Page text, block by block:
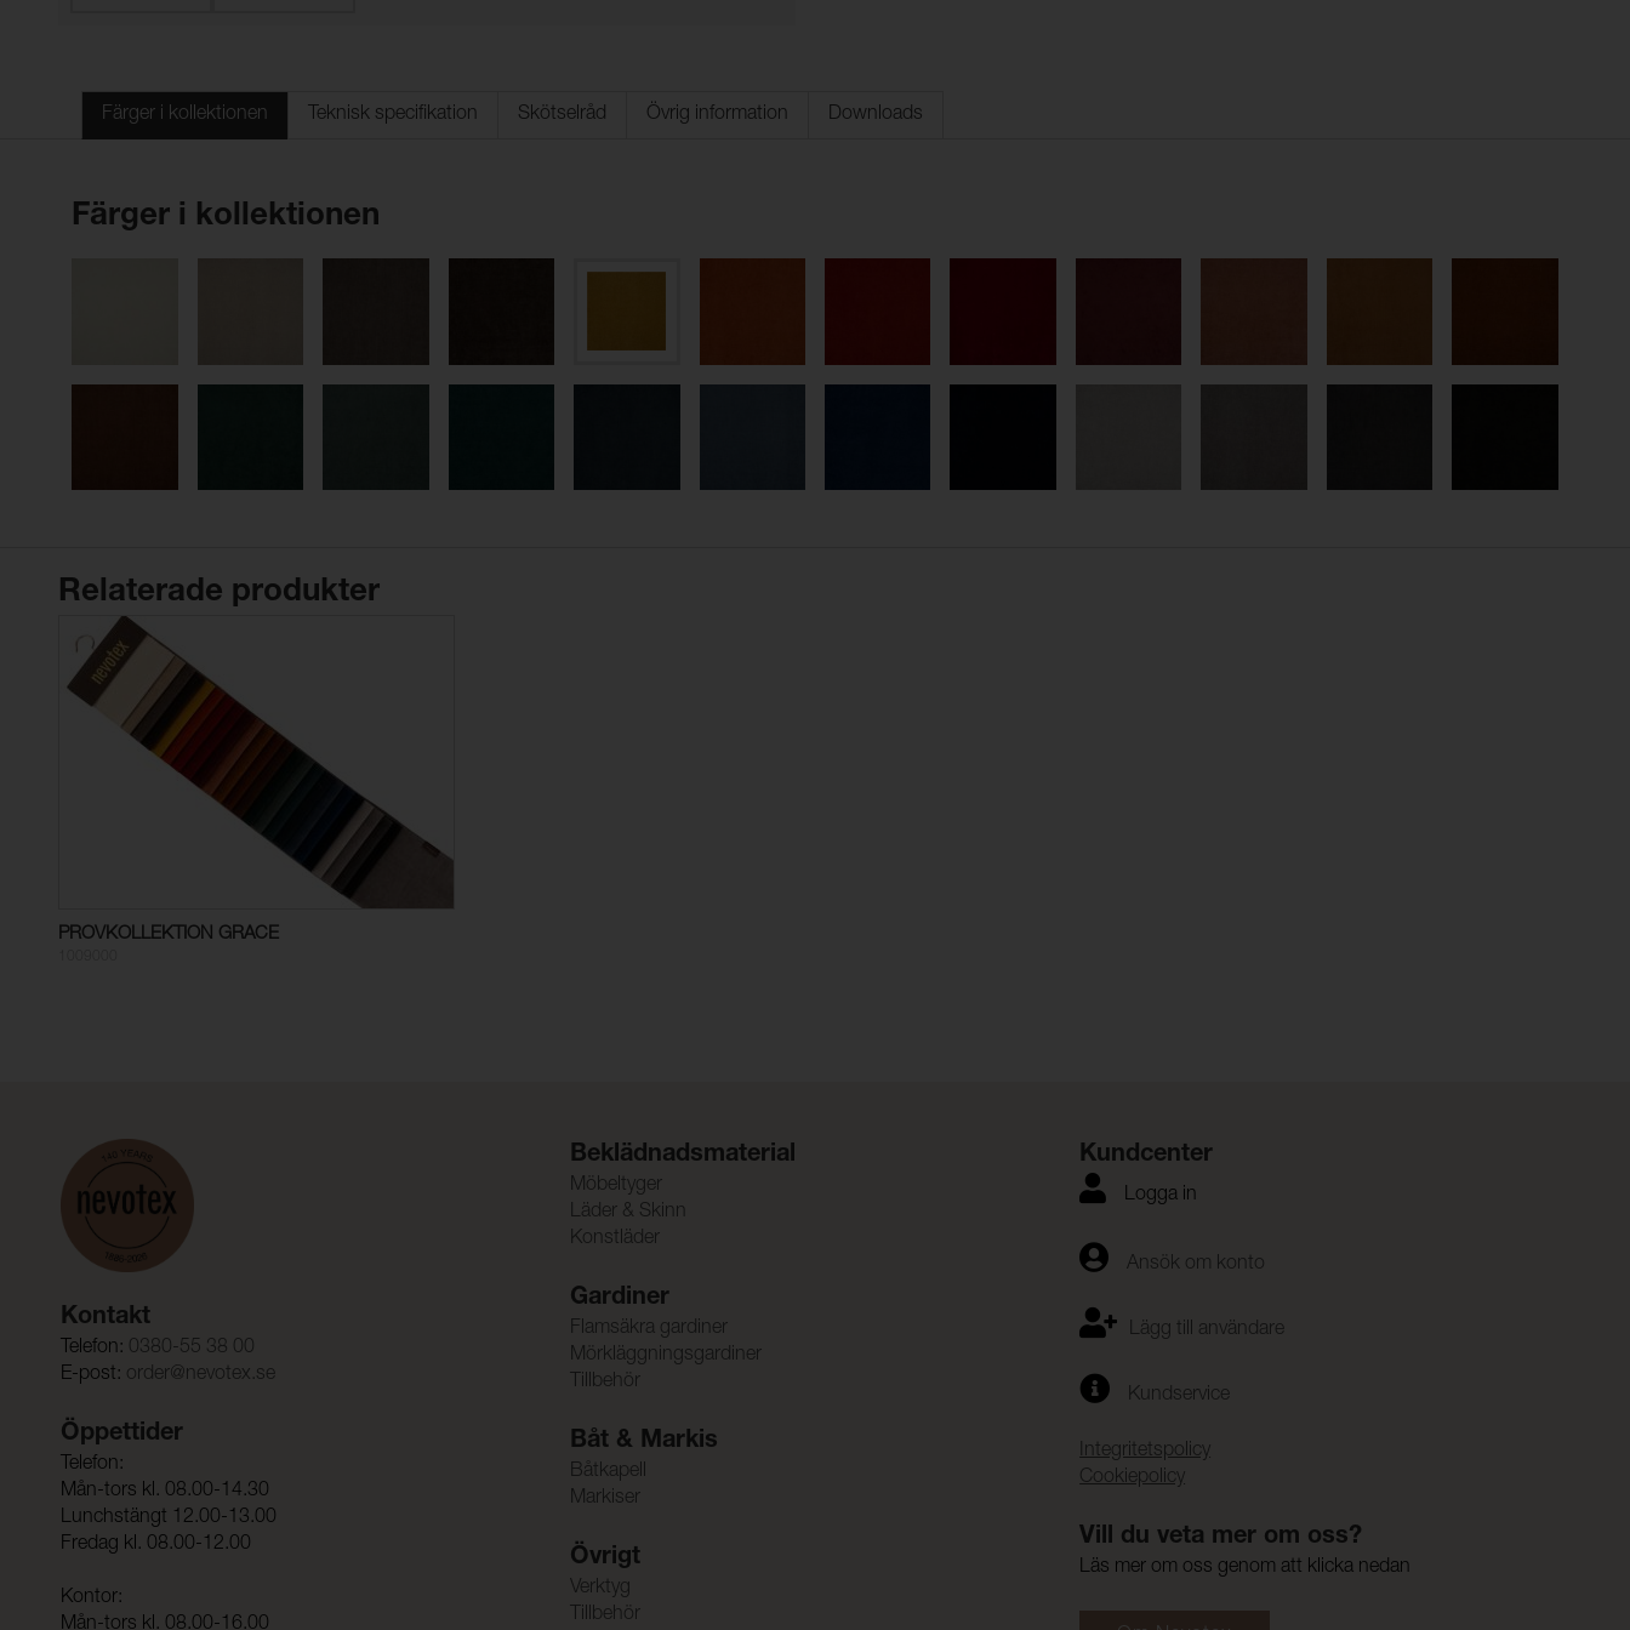
Färger i kollektionen Teknisk specifikation Skötselråd Övrig information Downloads
Färger i kollektionen
Relaterade produkter
PROVKOLLEKTION GRACE
Kontakt
Telefon: 0380-55 38 00
E-post: order@nevotex.se
Öppettider
Telefon:
Mån-tors kl. 08.00-14.30
Lunchstängt 12.00-13.00
Fredag kl. 08.00-12.00
Kontor:
Mån-tors kl. 08.00-16.00
Beklädnadsmaterial
Möbeltyger
Läder & Skinn
Konstläder
Gardiner
Flamsäkra gardiner
Mörkläggningsgardiner
Tillbehör
Båt & Markis
Båtkapell
Markiser
Övrigt
Verktyg
Tillbehör
Kundcenter
Logga in
Ansök om konto
Lägg till användare
Kundservice
Integritetspolicy
Cookiepolicy
Vill du veta mer om oss?
Läs mer om oss genom att klicka nedan